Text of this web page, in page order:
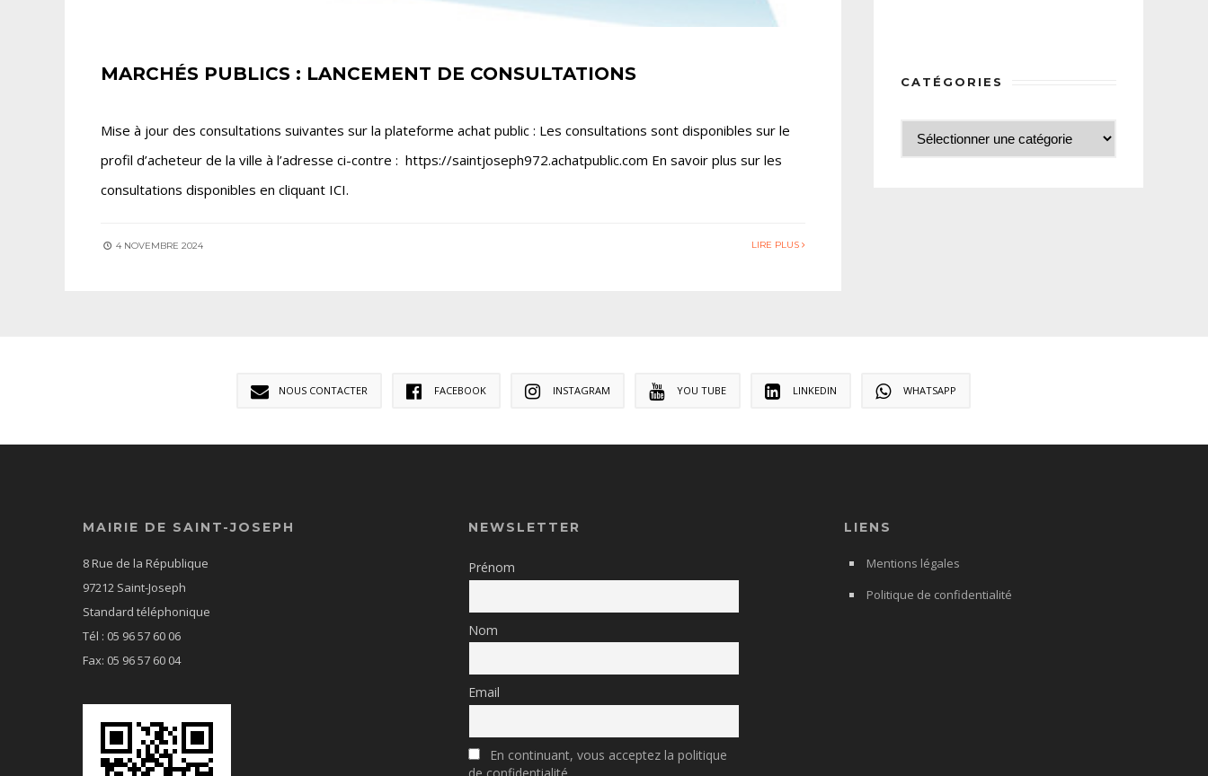
MARCHÉS PUBLICS : LANCEMENT DE CONSULTATIONS
Mise à jour des consultations suivantes sur la plateforme achat public : Les consultations sont disponibles sur le
profil d’acheteur de la ville à l’adresse ci-contre : https://saintjoseph972.achatpublic.com En savoir plus sur les
consultations disponibles en cliquant ICI.
4 NOVEMBRE 2024 LIRE PLUS
CATÉGORIES
NOUS CONTACTER FACEBOOK INSTAGRAM YOU TUBE LINKEDIN WHATSAPP
MAIRIE DE SAINT-JOSEPH
8 Rue de la République
97212 Saint-Joseph
Standard téléphonique
Tél : 05 96 57 60 06
Fax: 05 96 57 60 04
NEWSLETTER
Prénom
Nom
Email
En continuant, vous acceptez la politique
LIENS
Mentions légales
Politique de confidentialité